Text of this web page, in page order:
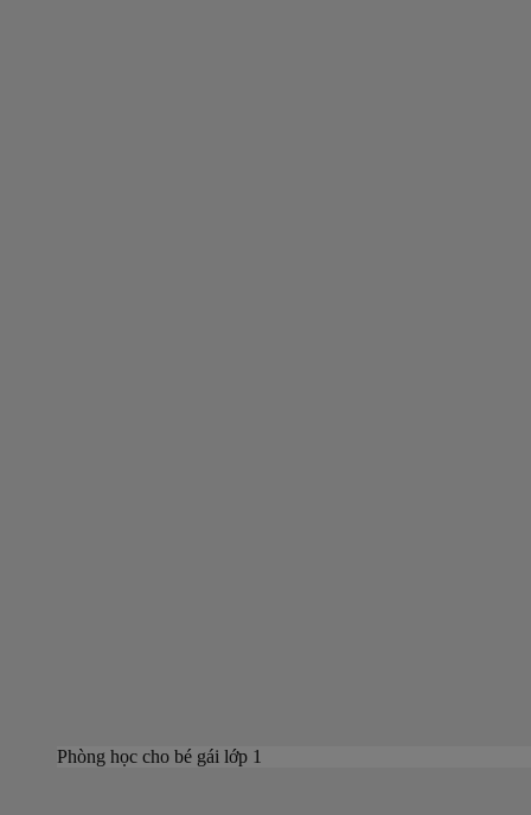
Phòng học cho bé gái lớp 1